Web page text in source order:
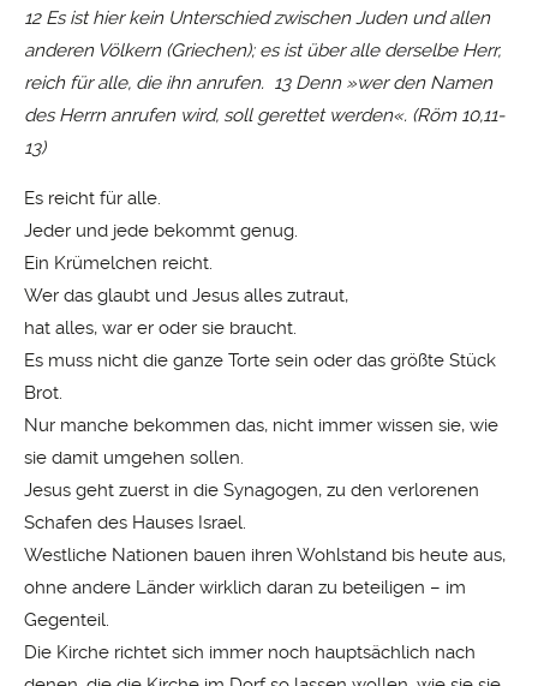
12 Es ist hier kein Unterschied zwischen Juden und allen
anderen Völkern (Griechen); es ist über alle derselbe Herr,
reich für alle, die ihn anrufen. 13 Denn »wer den Namen
des Herrn anrufen wird, soll gerettet werden«. (Röm 10,11-
13)
Es reicht für alle.
Jeder und jede bekommt genug.
Ein Krümelchen reicht.
Wer das glaubt und Jesus alles zutraut,
hat alles, war er oder sie braucht.
Es muss nicht die ganze Torte sein oder das größte Stück
Brot.
Nur manche bekommen das, nicht immer wissen sie, wie
sie damit umgehen sollen.
Jesus geht zuerst in die Synagogen, zu den verlorenen
Schafen des Hauses Israel.
Westliche Nationen bauen ihren Wohlstand bis heute aus,
ohne andere Länder wirklich daran zu beteiligen – im
Gegenteil.
Die Kirche richtet sich immer noch hauptsächlich nach